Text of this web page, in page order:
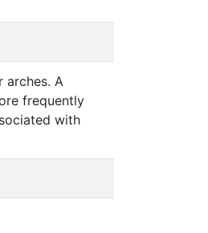
arches. A
frequently
with